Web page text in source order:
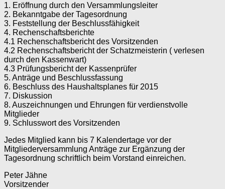
1. Eröffnung durch den Versammlungsleiter
2. Bekanntgabe der Tagesordnung
3. Feststellung der Beschlussfähigkeit
4. Rechenschaftsberichte
4.1 Rechenschaftsbericht des Vorsitzenden
4.2 Rechenschaftsbericht der Schatzmeisterin ( verlesen
durch den Kassenwart)
4.3 Prüfungsbericht der Kassenprüfer
5. Anträge und Beschlussfassung
6. Beschluss des Haushaltsplanes für 2015
7. Diskussion
8. Auszeichnungen und Ehrungen für verdienstvolle
Mitglieder
9. Schlusswort des Vorsitzenden
Jedes Mitglied kann bis 7 Kalendertage vor der
Mitgliederversammlung Anträge zur Ergänzung der
Tagesordnung schriftlich beim Vorstand einreichen.
Peter Jähne
Vorsitzender